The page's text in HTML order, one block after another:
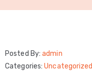
Vitrine
Posted By:admin
Categories:Uncategorized
BLOG
MANAGE
PROFILE